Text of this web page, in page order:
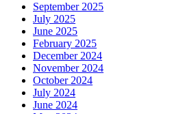
September 2025
July 2025
June 2025
February 2025
December 2024
November 2024
October 2024
July 2024
June 2024